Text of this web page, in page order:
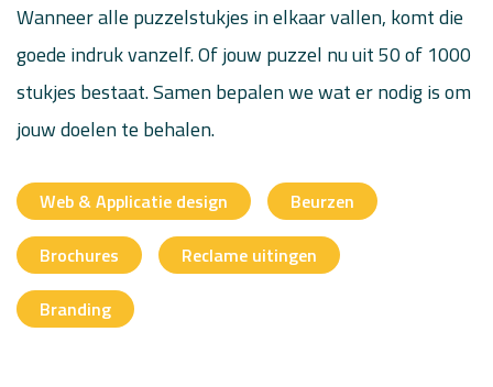
Wanneer alle puzzelstukjes in elkaar vallen, komt die
goede indruk vanzelf. Of jouw puzzel nu uit 50 of 1000
stukjes bestaat. Samen bepalen we wat er nodig is om
jouw doelen te behalen.
Web & Applicatie design Beurzen
Brochures Reclame uitingen
Branding